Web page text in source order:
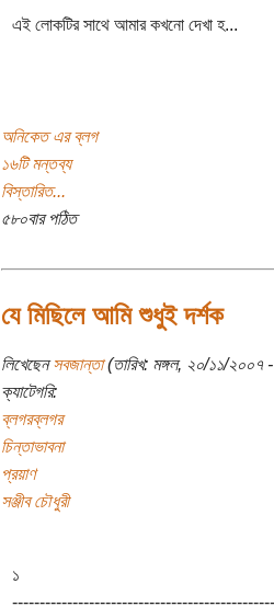
এই লোকটির সাথে আমার কখনো দেখা হ...
অনিকেত এর ব্লগ
১৬টি মন্তব্য
বিস্তারিত...
৫৮০বার পঠিত
যে মিছিলে আমি শুধুই দর্শক
লিখেছেনসবজান্তা(তারিখ: মঙ্গল, ২০/১১/২০০৭ -
ক্যাটেগরি:
ব্লগরব্লগর
চিন্তাভাবনা
প্রয়াণ
সঞ্জীব চৌধুরী
১